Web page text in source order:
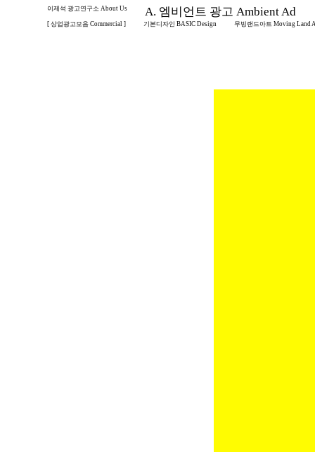
이제석 광고연구소 About Us A. 엠비언트 광고 Ambient Ad
[ 상업광고모음 Commercial ] 기본디자인 BASIC Design 무빙랜드아트 Moving Land